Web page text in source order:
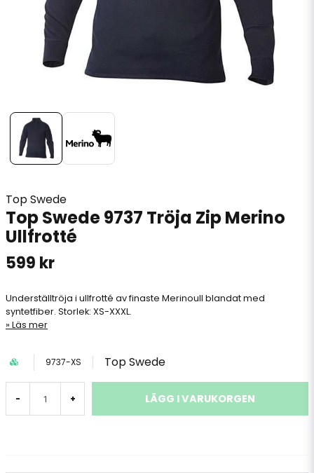
Top Swede
Top Swede 9737 Tröja Zip Merino
Ullfrotté
599 kr
Underställtröja i ullfrotté av finaste Merinoull blandat med
syntetfiber. Storlek: XS-XXXL.
Läs mer
9737-XS Top Swede
- + LÄGG I VARUKORGEN